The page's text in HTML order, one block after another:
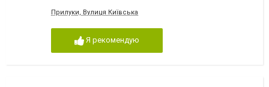
Прилуки, Вулиця Київська
Я рекомендую